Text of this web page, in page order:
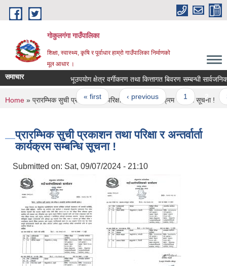
Skip to main content
गोकुलगंगा गाउँपालिका
शिक्षा, स्वास्थ्य, कृषि र पूर्वाधार हाम्रो गाउँपालिका निर्माणको
मूल आधार ।
समाचार भूउपयोग क्षेत्र वर्गीकरण तथा कित्तागत बिवरण सम्बन्धी
Pages
« first ‹ previous 2
You are here
Home » प्रारम्भिक सुची प्रकाशन तथा परिक्षा र अन्तर्वार्ता कार्यक्रम सम्बन्धि सूचना !
प्रारम्भिक सुची प्रकाशन तथा परिक्षा र अन्तर्वार्ता
कार्यक्रम सम्बन्धि सूचना !
Submitted on: Sat, 09/07/2024 - 21:10